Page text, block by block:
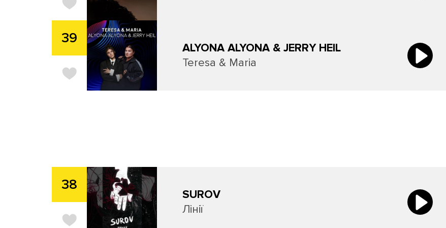
39
ALYONA ALYONA & JERRY HEIL
Teresa & Maria
38
SUROV
Лінії